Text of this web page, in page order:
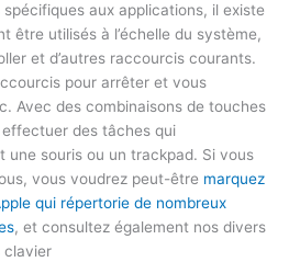
aux applications, il existe
être utilisés à l’échelle du système,
et d’autres raccourcis courants.
pour arrêter et vous
Avec des combinaisons de touches
des tâches qui
une souris ou un trackpad. Si vous
vous voudrez peut-être marquez
qui répertorie de nombreux
, et consultez également nos divers
clavier